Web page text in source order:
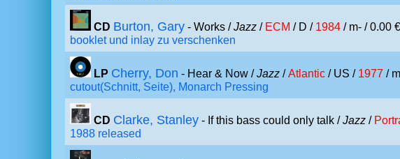
CD Burton, Gary - Works /Jazz / ECM / D / 1984 / m- / 0.00 €
booklet und inlay zu verschenken
LP Cherry, Don - Hear & Now /Jazz /Atlantic / US / 1977 /
cutout(Schnitt, Seite), Monarch Pressing
CD Clarke, Stanley - If this bass could only talk /Jazz /
1988 released